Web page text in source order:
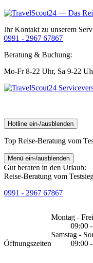
Ihr Kontakt zu unserem
0991 - 2967 67867
Beratung & Buchung:
Mo-Fr 8-22 Uhr, Sa 9-22
Hotline ein-/ausblenden
Top Reise-Beratung vom
Menü ein-/ausblenden
Gut beraten in den Urlaub:
Reise-Beratung vom
0991 - 2967 67867
Öffnungszeiten
Montag -
09:00
Samstag -
09:00